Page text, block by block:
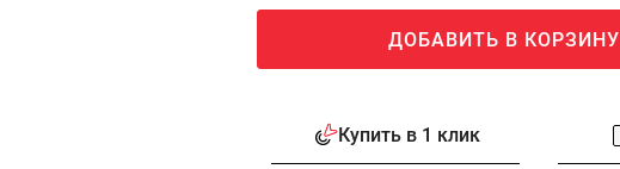
ДОБАВИТЬ В КОРЗИНУ
Купить в 1 клик